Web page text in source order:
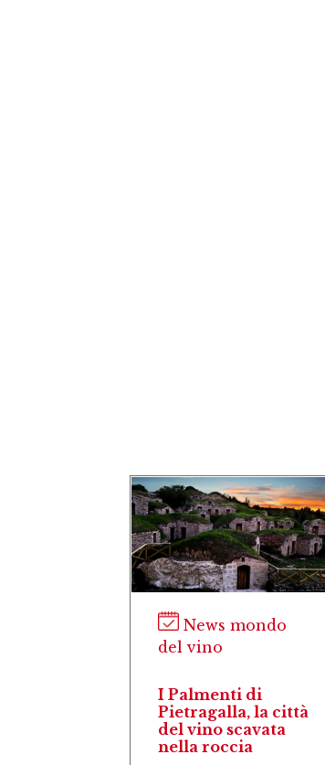
News mondo
del vino
I Palmenti di
Pietragalla, la città
del vino scavata
nella roccia